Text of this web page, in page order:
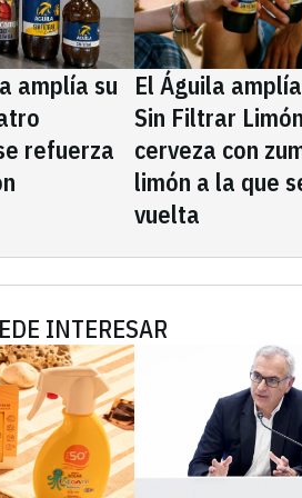
amplía su
refuerza
El Águila
Sin Filtrar
cerveza con
limón a la que
vuelta
INTERESAR